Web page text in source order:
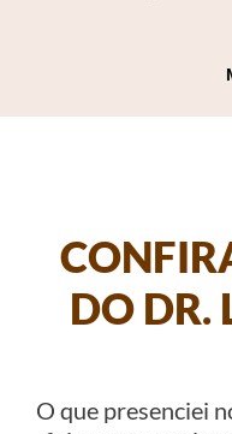
DO DR.
O que presenciei